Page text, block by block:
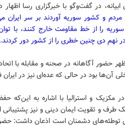
در گفت‌وگو با خبرگزاری رسا
مردم و کشور سوریه آوردند بر سر ایران
را از خط مقاومت خارج کنند، با
نهم دی چنین خطری را از کشور دور کردند.
حضور آگاهانه در صحنه و مقابله با
آن‌ها بود در حالی که عده‌ای نیز در
مکزیک و استرالیا با اشاره به
و تقویت ایمان دینی و نیز پشتیبانی
توطئه‌های دشمنان است اذعان داشت: